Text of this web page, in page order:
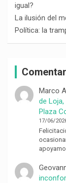
igual?
La ilusión del
Política: la
Marco
de
Plaza
17/06/